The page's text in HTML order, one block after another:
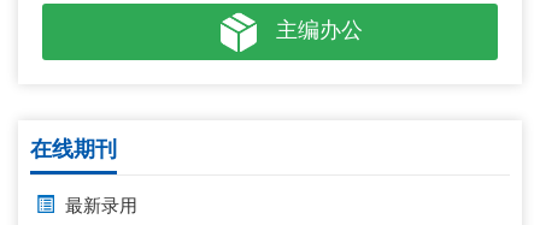
主编办公
在线期刊
最新录用